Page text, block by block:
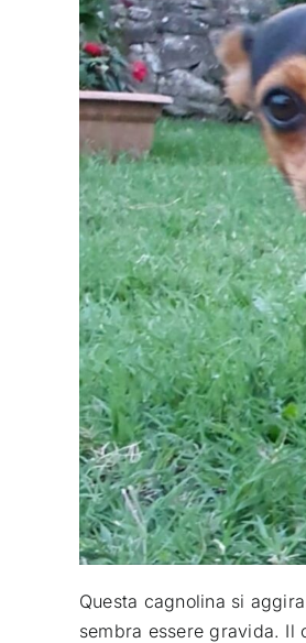
Questa cagnolina si
sembra essere gravida. Il